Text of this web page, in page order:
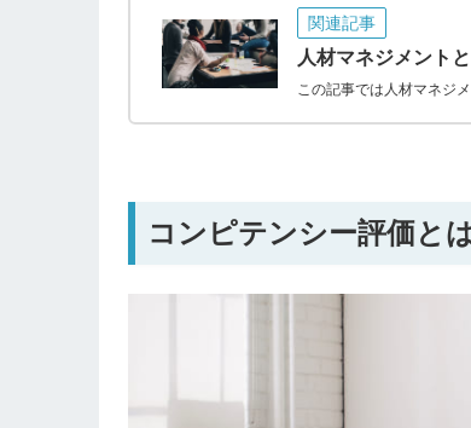
関連記事
人材マネジメント
この記事では人材マネジ
コンピテンシー評価と